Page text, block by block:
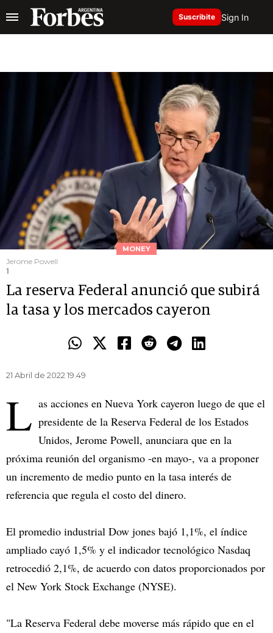
Suscribite Sign In
MONEY
Jerome Powell
1
La reserva Federal anunció que subirá
la tasa y los mercados cayeron
21 Abril de 2022 19.49
L as acciones en Nueva York cayeron luego de que el
presidente de la Reserva Federal de los Estados
Unidos, Jerome Powell, anunciara que en la
próxima reunión del organismo -en mayo-, va a proponer
un incremento de medio punto en la tasa interés de
referencia que regula el costo del dinero.
El promedio industrial Dow jones bajó 1,1%, el índice
ampliado cayó 1,5% y el indicador tecnológico Nasdaq
retrocedió 2,1%, de acuerdo con datos proporcionados por
el New York Stock Exchange (NYSE).
"La Reserva Federal debe moverse más rápido que en el